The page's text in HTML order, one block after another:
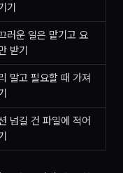
기
러운 일은 맡기고 요
받기
말고 필요할 때 가져
넘길 건 파일에 적어